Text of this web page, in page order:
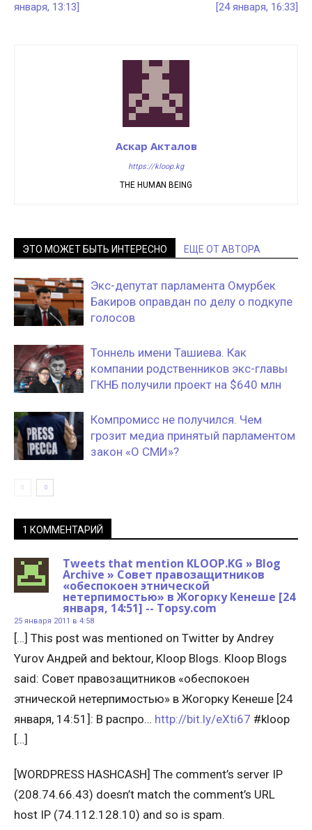
января, 13:13]
[24 января, 16:33]
Аскар Акталов
https://kloop.kg
THE HUMAN BEING
ЭТО МОЖЕТ БЫТЬ ИНТЕРЕСНО ЕЩЕ ОТ АВТОРА
Экс-депутат парламента Омурбек
Бакиров оправдан по делу о подкупе
голосов
Тоннель имени Ташиева. Как
компании родственников экс-главы
ГКНБ получили проект на $640 млн
Компромисс не получился. Чем
грозит медиа принятый парламентом
закон «О СМИ»?
1 КОММЕНТАРИЙ
Tweets that mention KLOOP.KG » Blog
Archive » Совет правозащитников
«обеспокоен этнической
нетерпимостью» в Жогорку Кенеше [24
января, 14:51] -- Topsy.com
25 января 2011 в 4:58
[…] This post was mentioned on Twitter by Andrey
Yurov Андрей and bektour, Kloop Blogs. Kloop Blogs
said: Совет правозащитников «обеспокоен
этнической нетерпимостью» в Жогорку Кенеше [24
января, 14:51]: В распро… http://bit.ly/eXti67 #kloop
[…]
[WORDPRESS HASHCASH] The comment’s server IP
(208.74.66.43) doesn’t match the comment’s URL
host IP (74.112.128.10) and so is spam.